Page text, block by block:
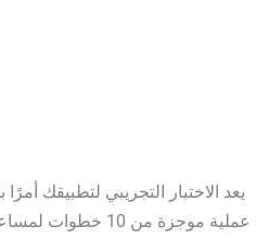
يعد الاختبار التجريبي لتطبيقك
عملية موجزة من